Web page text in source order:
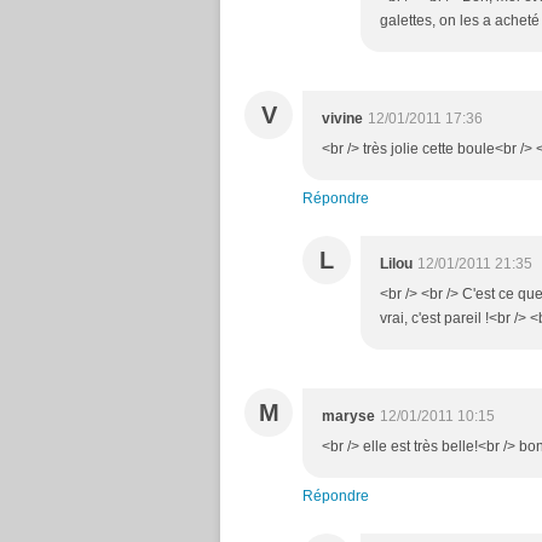
galettes, on les a
V vivine 12/01/2011 17:36
<br /> très jolie cette boule<br />
Répondre
L Lilou 12/01/2011 21:35
<br /> <br /> C'est ce
vrai, c'est pareil !<br />
M maryse 12/01/2011 10:15
<br /> elle est très belle!<br />
Répondre